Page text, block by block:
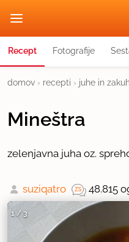
Recept Fotografije
domov › recepti › juhe in
Mineštra
zelenjavna juha oz.
suziqatro 48.815
1/ 3